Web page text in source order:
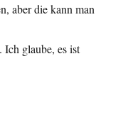
aber die kann man
Ich glaube, es ist